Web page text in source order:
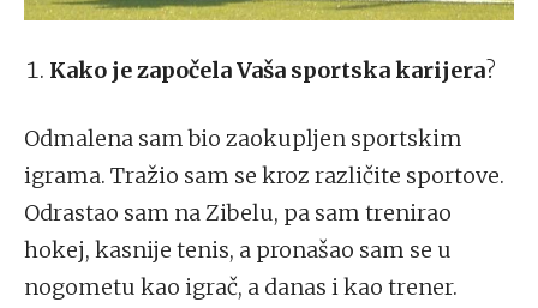
Kako je započela Vaša sportska karijera?
Odmalena sam bio zaokupljen sportskim
igrama. Tražio sam se kroz različite sportove.
Odrastao sam na Zibelu, pa sam trenirao
hokej, kasnije tenis, a pronašao sam se u
nogometu kao igrač, a danas i kao trener.